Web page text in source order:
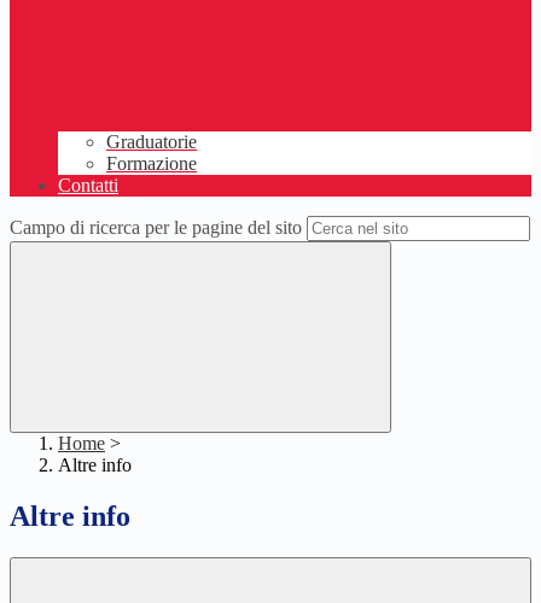
Graduatorie
Formazione
Contatti
Campo di ricerca per le pagine del sito
Home >
Altre info
Altre info